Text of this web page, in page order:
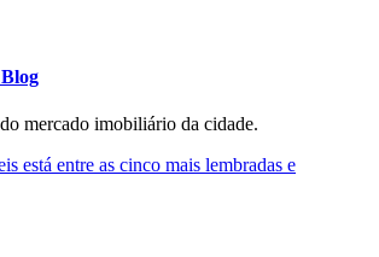
mercado imobiliário da cidade.